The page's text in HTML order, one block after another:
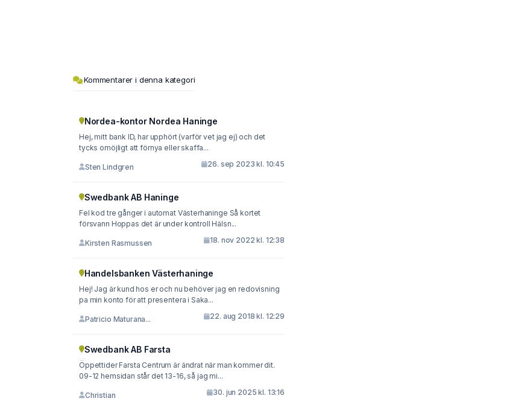
Kommentarer i denna kategori
Nordea-kontor Nordea Haninge
Hej, mitt bank ID, har upphört (varför vet jag ej) och det
tycks omöjligt att förnya eller skaffa...
Sten Lindgren 26. sep 2023 kl. 10:45
Swedbank AB Haninge
Fel kod tre gånger i automat Västerhaninge Så kortet
försvann Hoppas det är under kontroll Hälsn...
Kirsten Rasmussen 18. nov 2022 kl. 12:38
Handelsbanken Västerhaninge
Hej! Jag är kund hos er och nu behöver jag en redovisning
pa min konto för att presentera i Saka...
Patricio Maturana... 22. aug 2018 kl. 12:29
Swedbank AB Farsta
Öppettider Farsta Centrum är ändrat när man kommer dit.
09-12 hemsidan står det 13-16, så jag mi...
Christian 30. jun 2025 kl. 13:16